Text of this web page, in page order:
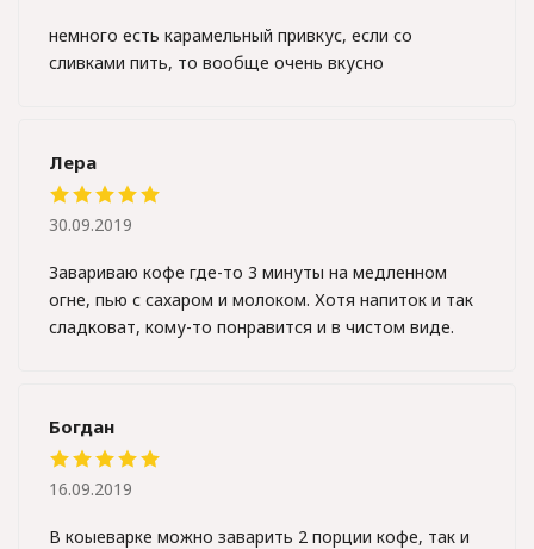
немного есть карамельный привкус, если со
сливками пить, то вообще очень вкусно
Лера
Завариваю кофе где-то 3 минуты на медленном
огне, пью с сахаром и молоком. Хотя напиток и так
сладковат, кому-то понравится и в чистом виде.
30.09.2019
Богдан
В коыеварке можно заварить 2 порции кофе, так и
16.09.2019